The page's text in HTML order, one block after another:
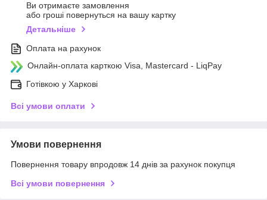
Ви отримаєте замовлення
або гроші повернуться на вашу картку
Детальніше
Оплата на рахунок
Онлайн-оплата карткою Visa, Mastercard - LiqPay
Готівкою у Харкові
Всі умови оплати
Умови повернення
Повернення товару впродовж 14 днів за рахунок покупця
Всі умови повернення